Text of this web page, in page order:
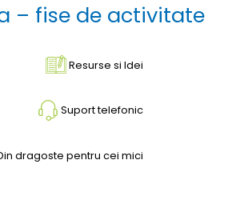
– fise de activitate
Resurse si Idei
Suport telefonic
dragoste pentru cei mici